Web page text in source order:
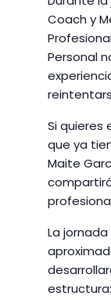
Coach y
Personal
Si quieres
que ya
Maite
La
estructura: